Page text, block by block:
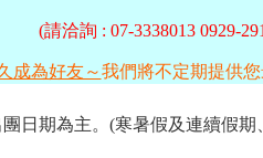
(請洽詢 : 07-3338013 0929-
成為好友～我們將不定期提供
日期為主。(寒暑假及連續假